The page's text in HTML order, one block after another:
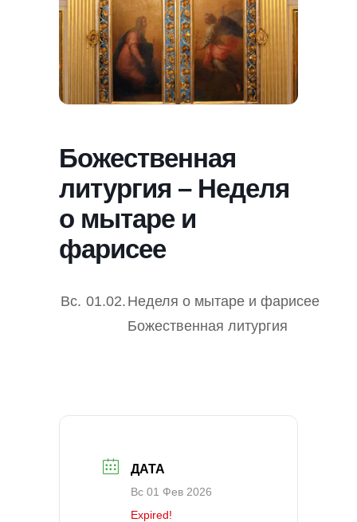
Божественная
литургия – Неделя
о мытаре и
фарисее
Вс. 01.02. Неделя о мытаре и фарисее
Божественная литургия
ДАТА
Вс 01 Фев 2026
Expired!